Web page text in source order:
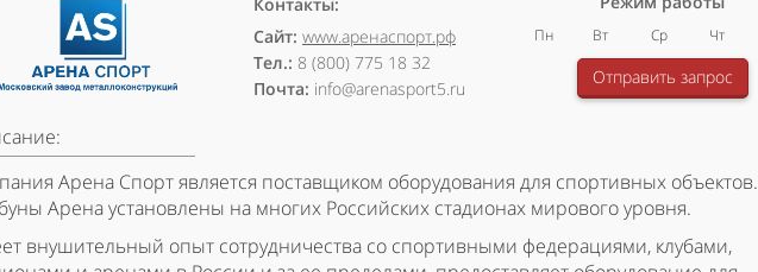
Сайт: www.аренаспорт.рф
Тел.: 8 (800) 775 18 32
Почта: info@arenasport5.ru
Пн Вт Ср Чт
Отправить запрос
Арена Спорт является поставщиком оборудования для спортивных объектов.
Арена установлены на многих Российских стадионах мирового уровня.
внушительный опыт сотрудничества со спортивными федерациями, клубами,